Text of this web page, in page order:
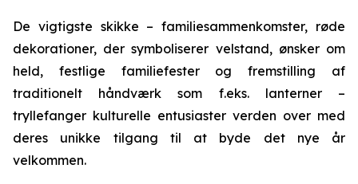
De vigtigste skikke – familiesammenkomster, røde
dekorationer, der symboliserer velstand, ønsker om
held, festlige familiefester og fremstilling af
traditionelt håndværk som f.eks. lanterner –
tryllefanger kulturelle entusiaster verden over med
deres unikke tilgang til at byde det nye år
velkommen.